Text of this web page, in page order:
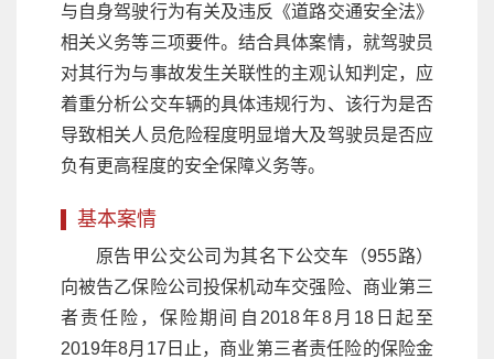
与自身驾驶行为有关及违反《道路交通安全法》
相关义务等三项要件。结合具体案情，就驾驶员
对其行为与事故发生关联性的主观认知判定，应
着重分析公交车辆的具体违规行为、该行为是否
导致相关人员危险程度明显增大及驾驶员是否应
负有更高程度的安全保障义务等。
基本案情
原告甲公交公司为其名下公交车（955路）
向被告乙保险公司投保机动车交强险、商业第三
者责任险，保险期间自2018年8月18日起至
2019年8月17日止，商业第三者责任险的保险金